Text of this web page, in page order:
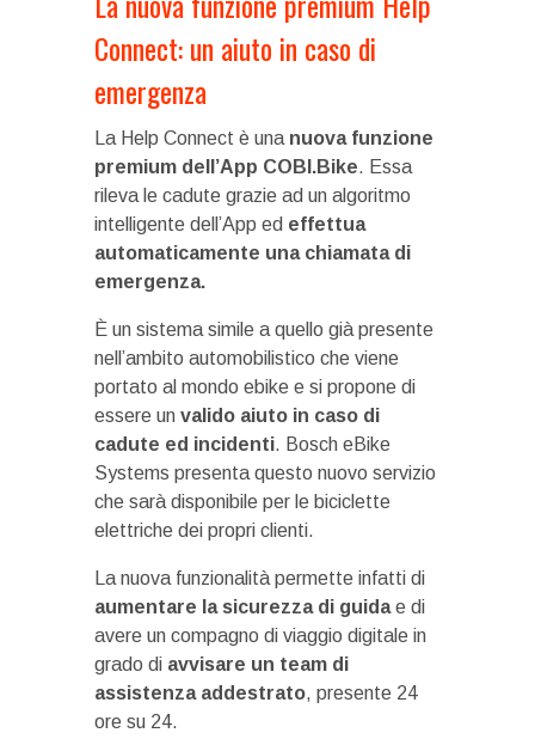
Connect: un aiuto in caso di
emergenza
La Help Connect è una nuova funzione
premium dell’App COBI.Bike. Essa
rileva le cadute grazie ad un algoritmo
intelligente dell’App ed effettua
automaticamente una chiamata di
emergenza.
È un sistema simile a quello già presente
nell’ambito automobilistico che viene
portato al mondo ebike e si propone di
essere un valido aiuto in caso di
cadute ed incidenti. Bosch eBike
Systems presenta questo nuovo servizio
che sarà disponibile per le biciclette
elettriche dei propri clienti.
La nuova funzionalità permette infatti di
aumentare la sicurezza di guidae di
avere un compagno di viaggio digitale in
grado di avvisare un team di
assistenza addestrato, presente 24
ore su 24.